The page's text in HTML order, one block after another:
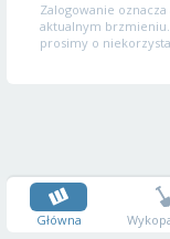
Zalogowanie
aktualnym brzmieniu.
prosimy o
Główna